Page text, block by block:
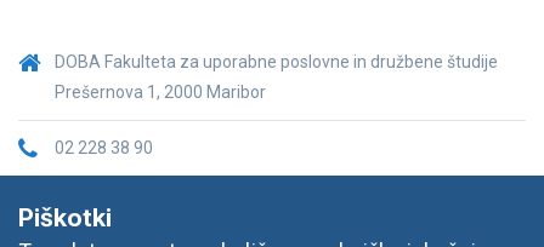
DOBA Fakulteta za uporabne poslovne in družbene študije
Prešernova 1, 2000 Maribor
02 228 38 90
Piškotki